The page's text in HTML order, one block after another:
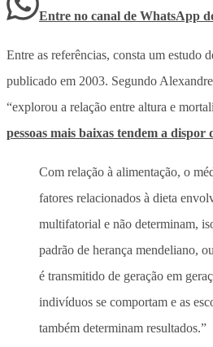
Entre no canal de WhatsApp
Entre as referências, consta um estudo
publicado em 2003. Segundo
“explorou a relação entre altura e
pessoas mais baixas tendem a dispor
Com relação à alimentação, o
fatores relacionados à dieta
multifatorial e não determinam,
padrão de herança mendeliano,
é transmitido de geração em
indivíduos se comportam e as
também determinam resultados.”